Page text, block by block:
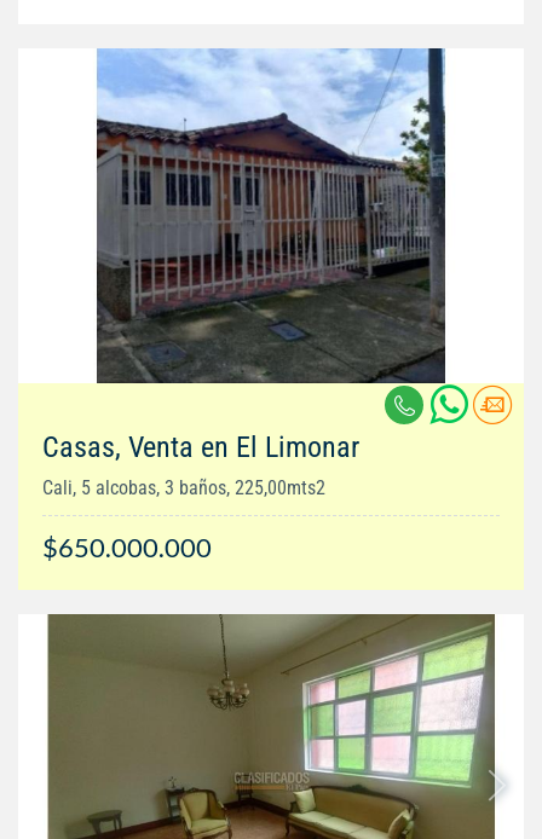
Casas, Venta en El Limonar
Cali, 5 alcobas, 3 baños, 225,00mts2
$650.000.000